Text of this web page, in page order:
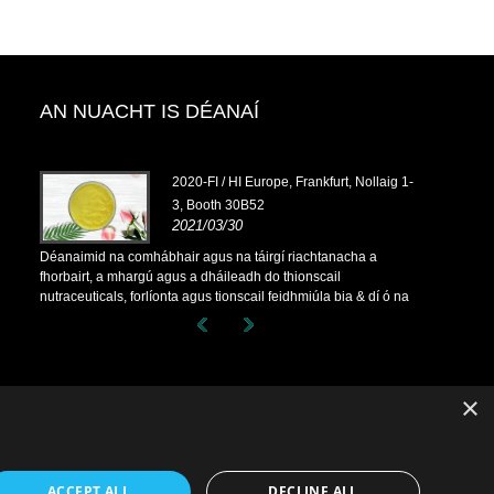
AN NUACHT IS DÉANAÍ
an
2020-FI / HI Europe, Frankfurt, Nollaig 1-
3, Booth 30B52
2021/03/30
Déanaimid na comhábhair agus na táirgí riachtanacha a
fhorbairt, a mhargú agus a dháileadh do thionscail
nutraceuticals, forlíonta agus tionscail feidhmiúla bia & dí ó na
saoráidí monaraíochta príomhúla atá lonnaithe sa tSín, sa
tSeapáin agus sa Chóiré, áit a bhfuil taithí blianta fada againn
×